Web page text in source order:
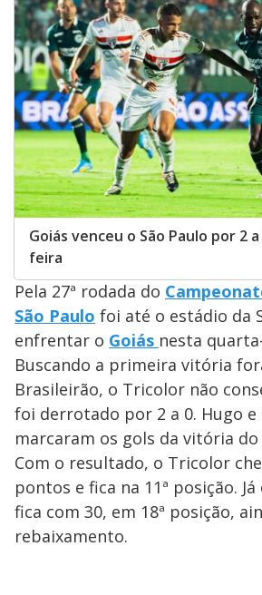
Goiás venceu o São Paulo por 2
feira
Pela 27ª rodada do
São Paulo foi até o estádio da
enfrentar o Goiás nesta
Buscando a primeira vitória
Brasileirão, o Tricolor não
foi derrotado por 2 a 0. Hugo
marcaram os gols da vitória do
Com o resultado, o Tricolor
pontos e fica na 11ª posição.
fica com 30, em 18ª posição,
rebaixamento.